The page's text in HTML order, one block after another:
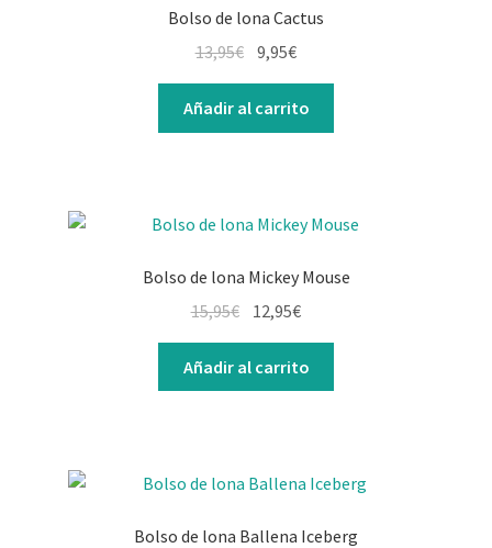
Bolso de lona Cactus
13,95€ 9,95€
Añadir al carrito
Bolso de lona Mickey Mouse
15,95€ 12,95€
Añadir al carrito
Bolso de lona Ballena Iceberg